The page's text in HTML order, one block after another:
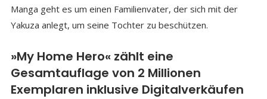
Manga geht es um einen Familienvater, der sich mit der
Yakuza anlegt, um seine Tochter zu beschützen.
»My Home Hero« zählt eine
Gesamtauflage von 2 Millionen
Exemplaren inklusive Digitalverkäufen